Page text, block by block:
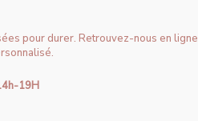
pour durer. Retrouvez-nous en ligne
19H